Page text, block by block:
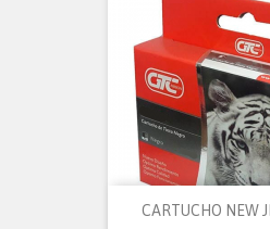
CARTUCHO NEW